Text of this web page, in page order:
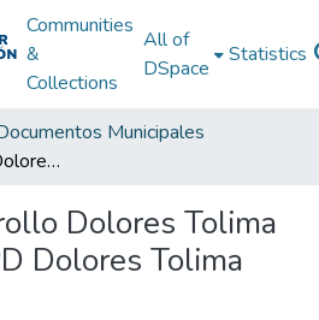
Communities
&
Collections
All of
DSpace
Statistics
Municipales
Plan de Desarrollo Dolores Tolima 2012-2015: PD Dolores Tolima 2012-2015
Dolores Tolima
Dolores Tolima